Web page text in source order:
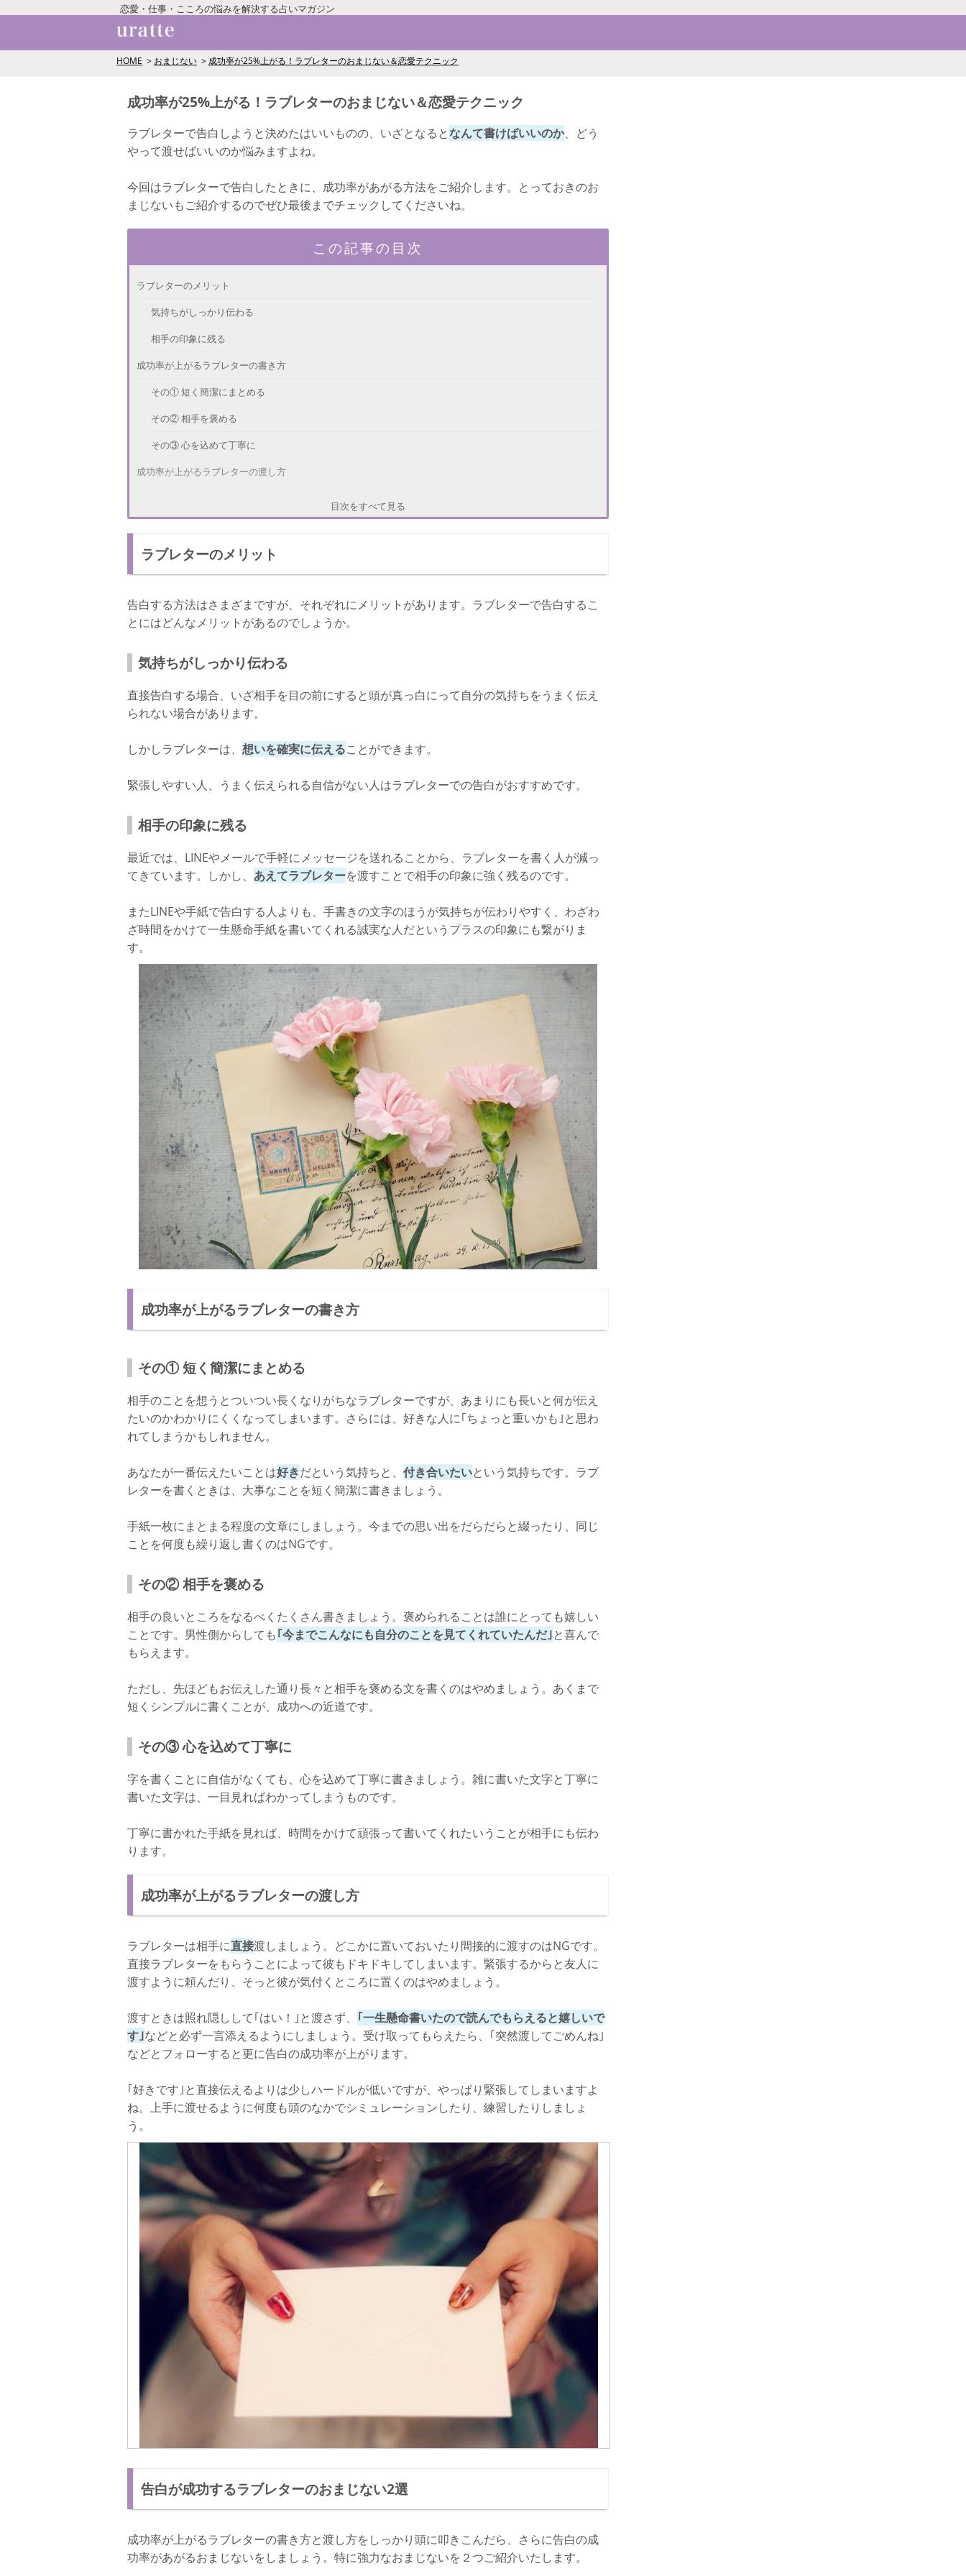
恋愛・仕事・こころの悩みを解決する占いマガジン
HOME おまじない 成功率が25%上がる！ラブレターのおまじない＆恋愛テクニック
成功率が25%上がる！ラブレターのおまじない＆恋愛テクニック
ラブレターで告白しようと決めたはいいものの、いざとなるとなんて書けばいいのか、どう
やって渡せばいいのか悩みますよね。
今回はラブレターで告白したときに、成功率があがる方法をご紹介します。とっておきのお
まじないもご紹介するのでぜひ最後までチェックしてくださいね。
この記事の目次
ラブレターのメリット
気持ちがしっかり伝わる
相手の印象に残る
成功率が上がるラブレターの書き方
その① 短く簡潔にまとめる
その② 相手を褒める
その③ 心を込めて丁寧に
成功率が上がるラブレターの渡し方
ぬいぐるみを使ったおまじない
さいごに
目次をすべて見る
ラブレターのメリット
告白する方法はさまざまですが、それぞれにメリットがあります。ラブレターで告白するこ
とにはどんなメリットがあるのでしょうか。
気持ちがしっかり伝わる
直接告白する場合、いざ相手を目の前にすると頭が真っ白にって自分の気持ちをうまく伝え
られない場合があります。
しかしラブレターは、 想いを確実に伝えることができます。
緊張しやすい人、うまく伝えられる自信がない人はラブレターでの告白がおすすめです。
相手の印象に残る
最近では、LINEやメールで手軽にメッセージを送れることから、ラブレターを書く人が減っ
てきています。しかし、 あえてラブレターを渡すことで相手の印象に強く残るのです。
またLINEや手紙で告白する人よりも、手書きの文字のほうが気持ちが伝わりやすく、わざわ
ざ時間をかけて一生懸命手紙を書いてくれる誠実な人だというプラスの印象にも繋がりま
す。
成功率が上がるラブレターの書き方
その① 短く簡潔にまとめる
相手のことを想うとついつい長くなりがちなラブレターですが、あまりにも長いと何が伝え
たいのかわかりにくくなってしまいます。さらには、好きな人に｢ちょっと重いかも｣と思わ
れてしまうかもしれません。
あなたが一番伝えたいことは好きだという気持ちと、 付き合いたいという気持ちです。ラブ
レターを書くときは、大事なことを短く簡潔に書きましょう。
手紙一枚にまとまる程度の文章にしましょう。今までの思い出をだらだらと綴ったり、同じ
ことを何度も繰り返し書くのはNGです。
その② 相手を褒める
相手の良いところをなるべくたくさん書きましょう。褒められることは誰にとっても嬉しい
ことです。男性側からしても｢今までこんなにも自分のことを見てくれていたんだ｣と喜んで
もらえます。
ただし、先ほどもお伝えした通り長々と相手を褒める文を書くのはやめましょう。あくまで
短くシンプルに書くことが、成功への近道です。
その③ 心を込めて丁寧に
字を書くことに自信がなくても、心を込めて丁寧に書きましょう。雑に書いた文字と丁寧に
書いた文字は、一目見ればわかってしまうものです。
丁寧に書かれた手紙を見れば、時間をかけて頑張って書いてくれたいうことが相手にも伝わ
ります。
成功率が上がるラブレターの渡し方
ラブレターは相手に直接渡しましょう。どこかに置いておいたり間接的に渡すのはNGです。
直接ラブレターをもらうことによって彼もドキドキしてしまいます。緊張するからと友人に
渡すように頼んだり、そっと彼が気付くところに置くのはやめましょう。
渡すときは照れ隠しして｢はい！｣と渡さず、 ｢一生懸命書いたので読んでもらえると嬉しいで
す｣などと必ず一言添えるようにしましょう。受け取ってもらえたら、｢突然渡してごめんね｣
などとフォローすると更に告白の成功率が上がります。
｢好きです｣と直接伝えるよりは少しハードルが低いですが、やっぱり緊張してしまいますよ
ね。上手に渡せるように何度も頭のなかでシミュレーションしたり、練習したりしましょ
う。
告白が成功するラブレターのおまじない2選
成功率が上がるラブレターの書き方と渡し方をしっかり頭に叩きこんだら、さらに告白の成
功率があがるおまじないをしましょう。特に強力なおまじないを２つご紹介いたします。